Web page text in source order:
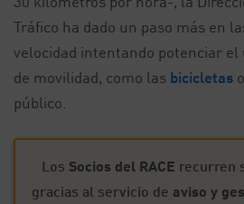
Tráfico ha dado un paso más en
velocidad intentando potenciar el
de movilidad, como las bicicletas
público.
Los Socios del RACE recurren
gracias al servicio de aviso y